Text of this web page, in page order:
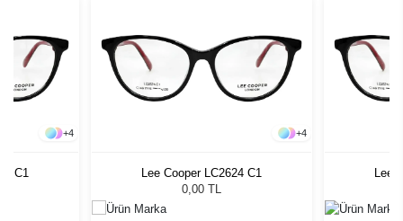
+4
C1
+4
Lee Cooper LC2624 C1
0,00 TL
Lee